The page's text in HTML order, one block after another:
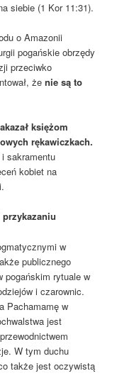
siebie (1 Kor 11:31).
o Amazonii
pogańskie obrzędy
przeciwko
żenie są to
księżom
rękawiczkach.
sakramentu
kobiet na
w
publicznego
pogańskim rytuale w
i czarownic.
Pachamamę w
jest
W tym duchu
także jest oczywistą